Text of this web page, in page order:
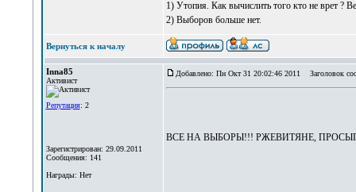
1) Утопия. Как вычислить того кто не врет ?
2) Выборов больше нет.
Вернуться к началу
Inna85
Активист
Репутация: 2
Зарегистрирован: 29.09.2011
Сообщения: 141
Награды: Нет
Добавлено: Пн Окт 31 20:02:46 2011 Заголовок
ВСЕ НА ВЫБОРЫ!!! РЖЕВИТЯНЕ,